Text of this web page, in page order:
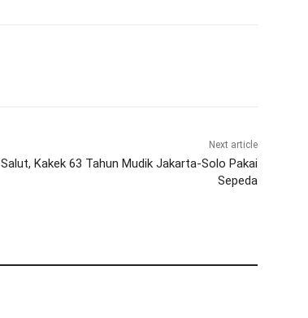
Next article
Salut, Kakek 63 Tahun Mudik Jakarta-Solo Pakai
Sepeda